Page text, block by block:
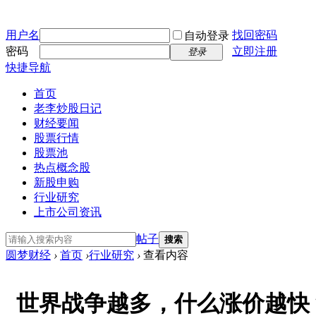
用户名 自动登录 找回密码
密码
登录
立即注册
快捷导航
首页
老李炒股日记
财经要闻
股票行情
股票池
热点概念股
新股申购
行业研究
上市公司资讯
帖子 搜索
圆梦财经 › 首页 ›行业研究 › 查看内容
世界战争越多，什么涨价越快